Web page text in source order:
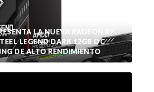
LA NUEVA RADEON RX
LEGEND DARK 12GB OC
DE ALTO RENDIMIENTO